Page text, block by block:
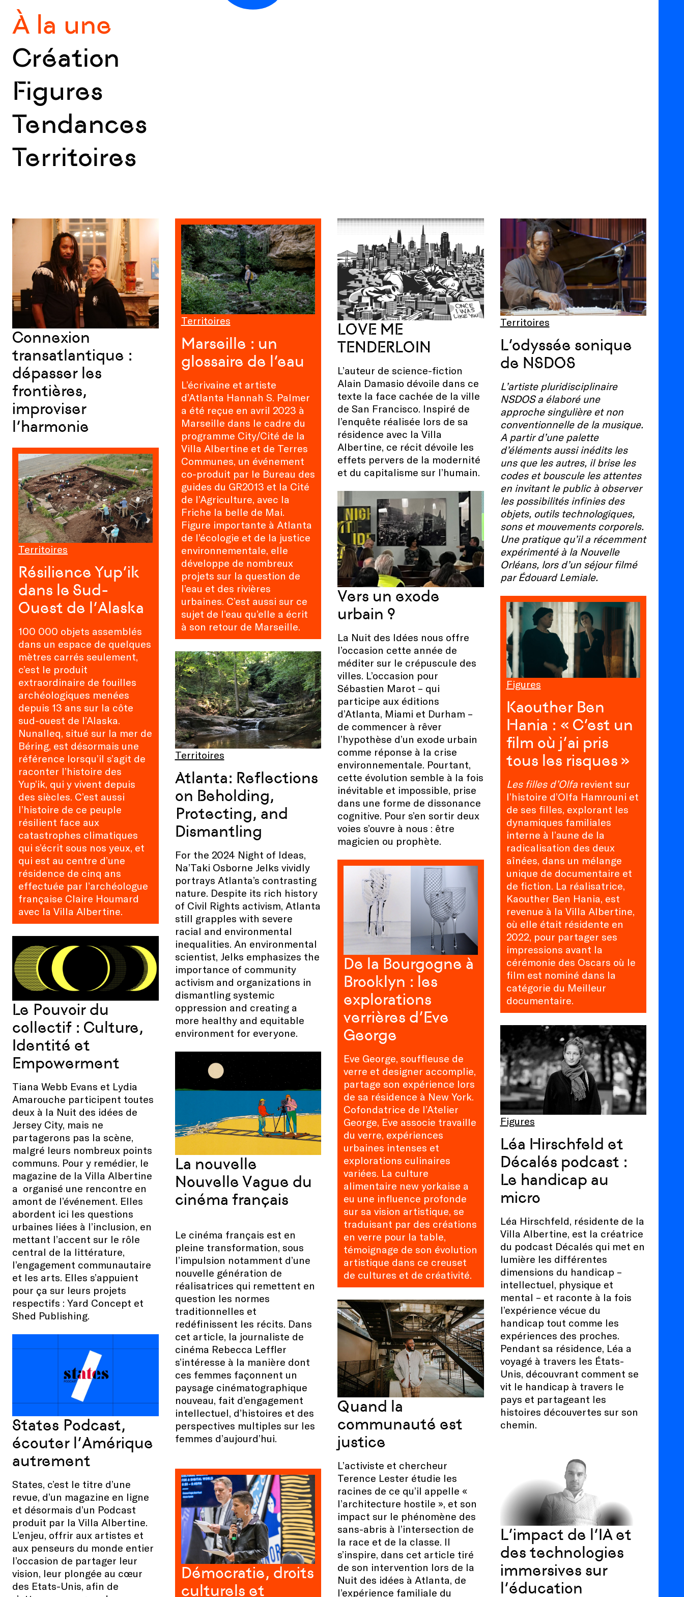
À la une
Création
Figures
Tendances
Territoires
Connexion
transatlantique :
dépasser les
frontières,
improviser
l’harmonie
Territoires
Résilience Yup’ik
dans le Sud-
Ouest de l’Alaska
100 000 objets assemblés
dans un espace de quelques
mètres carrés seulement,
c’est le produit
extraordinaire de fouilles
archéologiques menées
depuis 13 ans sur la côte
sud-ouest de l’Alaska.
Nunalleq, situé sur la mer de
Béring, est désormais une
référence lorsqu’il s’agit de
raconter l’histoire des
Yup’ik, qui y vivent depuis
des siècles. C’est aussi
l’histoire de ce peuple
résilient face aux
catastrophes climatiques
qui s’écrit sous nos yeux, et
qui est au centre d’une
résidence de cinq ans
effectuée par l’archéologue
française Claire Houmard
avec la Villa Albertine.
Le Pouvoir du
collectif : Culture,
Identité et
Empowerment
Tiana Webb Evans et Lydia
Amarouche participent toutes
deux à la Nuit des idées de
Jersey City, mais ne
partagerons pas la scène,
malgré leurs nombreux points
communs. Pour y remédier, le
magazine de la Villa Albertine
a organisé une rencontre en
amont de l’événement. Elles
abordent ici les questions
urbaines liées à l’inclusion, en
mettant l’accent sur le rôle
central de la littérature,
l’engagement communautaire
et les arts. Elles s’appuient
pour ça sur leurs projets
respectifs : Yard Concept et
Shed Publishing.
States Podcast,
écouter l’Amérique
autrement
States, c’est le titre d’une
revue, d’un magazine en ligne
et désormais d’un Podcast
produit par la Villa Albertine.
L’enjeu, offrir aux artistes et
aux penseurs du monde entier
l’occasion de partager leur
vision, leur plongée au cœur
des Etats-Unis, afin de
Territoires
Marseille : un
glossaire de l’eau
L’écrivaine et artiste
d’Atlanta Hannah S. Palmer
a été reçue en avril 2023 à
Marseille dans le cadre du
programme City/Cité de la
Villa Albertine et de Terres
Communes, un événement
co-produit par le Bureau des
guides du GR2013 et la Cité
de l’Agriculture, avec la
Friche la belle de Mai.
Figure importante à Atlanta
de l’écologie et de la justice
environnementale, elle
développe de nombreux
projets sur la question de
l’eau et des rivières
urbaines. C’est aussi sur ce
sujet de l’eau qu’elle a écrit
à son retour de Marseille.
Territoires
Atlanta: Reflections
on Beholding,
Protecting, and
Dismantling
For the 2024 Night of Ideas,
Na’Taki Osborne Jelks vividly
portrays Atlanta’s contrasting
nature. Despite its rich history
of Civil Rights activism, Atlanta
still grapples with severe
racial and environmental
inequalities. An environmental
scientist, Jelks emphasizes the
importance of community
activism and organizations in
dismantling systemic
oppression and creating a
more healthy and equitable
environment for everyone.
La nouvelle
Nouvelle Vague du
cinéma français
Le cinéma français est en
pleine transformation, sous
l’impulsion notamment d’une
nouvelle génération de
réalisatrices qui remettent en
question les normes
traditionnelles et
redéfinissent les récits. Dans
cet article, la journaliste de
cinéma Rebecca Leffler
s’intéresse à la manière dont
ces femmes façonnent un
paysage cinématographique
nouveau, fait d’engagement
intellectuel, d’histoires et des
perspectives multiples sur les
femmes d’aujourd’hui.
Démocratie, droits
culturels et
LOVE ME
TENDERLOIN
L’auteur de science-fiction
Alain Damasio dévoile dans ce
texte la face cachée de la ville
de San Francisco. Inspiré de
l’enquête réalisée lors de sa
résidence avec la Villa
Albertine, ce récit dévoile les
effets pervers de la modernité
et du capitalisme sur l’humain.
Vers un exode
urbain ?
La Nuit des Idées nous offre
l’occasion cette année de
méditer sur le crépuscule des
villes. L’occasion pour
Sébastien Marot – qui
participe aux éditions
d’Atlanta, Miami et Durham –
de commencer à rêver
l’hypothèse d’un exode urbain
comme réponse à la crise
environnementale. Pourtant,
cette évolution semble à la fois
inévitable et impossible, prise
dans une forme de dissonance
cognitive. Pour s’en sortir deux
voies s’ouvre à nous : être
magicien ou prophète.
De la Bourgogne à
Brooklyn : les
explorations
verrières d’Eve
George
Eve George, souffleuse de
verre et designer accomplie,
partage son expérience lors
de sa résidence à New York.
Cofondatrice de l’Atelier
George, Eve associe travaille
du verre, expériences
urbaines intenses et
explorations culinaires
variées. La culture
alimentaire new yorkaise a
eu une influence profonde
sur sa vision artistique, se
traduisant par des créations
en verre pour la table,
témoignage de son évolution
artistique dans ce creuset
de cultures et de créativité.
Quand la
communauté est
justice
L’activiste et chercheur
Terence Lester étudie les
racines de ce qu’il appelle «
l’architecture hostile », et son
impact sur le phénomène des
sans-abris à l’intersection de
la race et de la classe. Il
s’inspire, dans cet article tiré
de son intervention lors de la
Nuit des idées à Atlanta, de
l’expérience familiale du
Territoires
L’odyssée sonique
de NSDOS
L’artiste pluridisciplinaire
NSDOS a élaboré une
approche singulière et non
conventionnelle de la musique.
A partir d’une palette
d’éléments aussi inédits les
uns que les autres, il brise les
codes et bouscule les attentes
en invitant le public à observer
les possibilités infinies des
objets, outils technologiques,
sons et mouvements corporels.
Une pratique qu’il a récemment
expérimenté à la Nouvelle
Orléans, lors d’un séjour filmé
par Édouard Lemiale.
Figures
Kaouther Ben
Hania : « C’est un
film où j’ai pris
tous les risques »
Les filles d’Olfarevient sur
l’histoire d’Olfa Hamrouni et
de ses filles, explorant les
dynamiques familiales
interne à l’aune de la
radicalisation des deux
aînées, dans un mélange
unique de documentaire et
de fiction. La réalisatrice,
Kaouther Ben Hania, est
revenue à la Villa Albertine,
où elle était résidente en
2022, pour partager ses
impressions avant la
cérémonie des Oscars où le
film est nominé dans la
catégorie du Meilleur
documentaire.
Figures
Léa Hirschfeld et
Décalés podcast :
Le handicap au
micro
Léa Hirschfeld, résidente de la
Villa Albertine, est la créatrice
du podcast Décalés qui met en
lumière les différentes
dimensions du handicap –
intellectuel, physique et
mental – et raconte à la fois
l’expérience vécue du
handicap tout comme les
expériences des proches.
Pendant sa résidence, Léa a
voyagé à travers les États-
Unis, découvrant comment se
vit le handicap à travers le
pays et partageant les
histoires découvertes sur son
chemin.
L’impact de l’IA et
des technologies
immersives sur
l’éducation